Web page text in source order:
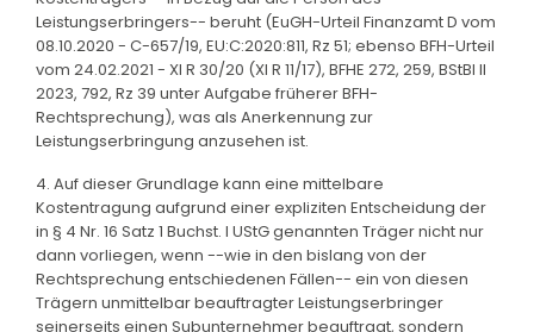
Leistungserbringers-- beruht (EuGH-Urteil Finanzamt D vom
08.10.2020 - C-657/19, EU:C:2020:811, Rz 51; ebenso BFH-Urteil
vom 24.02.2021 - XI R 30/20 (XI R 11/17), BFHE 272, 259, BStBl II
2023, 792, Rz 39 unter Aufgabe früherer BFH-
Rechtsprechung), was als Anerkennung zur
Leistungserbringung anzusehen ist.
4. Auf dieser Grundlage kann eine mittelbare
Kostentragung aufgrund einer expliziten Entscheidung der
in § 4 Nr. 16 Satz 1 Buchst. l UStG genannten Träger nicht nur
dann vorliegen, wenn --wie in den bislang von der
Rechtsprechung entschiedenen Fällen-- ein von diesen
Trägern unmittelbar beauftragter Leistungserbringer
seinerseits einen Subunternehmer beauftragt, sondern